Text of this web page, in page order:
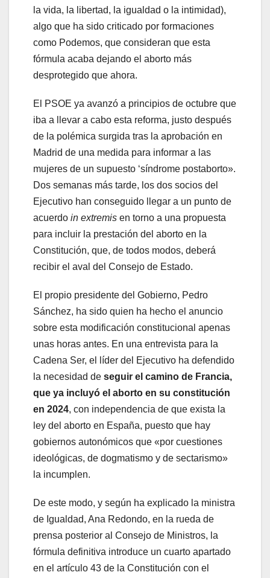
la vida, la libertad, la igualdad o la intimidad),
algo que ha sido criticado por formaciones
como Podemos, que consideran que esta
fórmula acaba dejando el aborto más
desprotegido que ahora.
El PSOE ya avanzó a principios de octubre que
iba a llevar a cabo esta reforma, justo después
de la polémica surgida tras la aprobación en
Madrid de una medida para informar a las
mujeres de un supuesto ‘síndrome postaborto».
Dos semanas más tarde, los dos socios del
Ejecutivo han conseguido llegar a un punto de
acuerdo in extremis en torno a una propuesta
para incluir la prestación del aborto en la
Constitución, que, de todos modos, deberá
recibir el aval del Consejo de Estado.
El propio presidente del Gobierno, Pedro
Sánchez, ha sido quien ha hecho el anuncio
sobre esta modificación constitucional apenas
unas horas antes. En una entrevista para la
Cadena Ser, el líder del Ejecutivo ha defendido
la necesidad de seguir el camino de Francia,
que ya incluyó el aborto en su constitución
en 2024, con independencia de que exista la
ley del aborto en España, puesto que hay
gobiernos autonómicos que «por cuestiones
ideológicas, de dogmatismo y de sectarismo»
la incumplen.
De este modo, y según ha explicado la ministra
de Igualdad, Ana Redondo, en la rueda de
prensa posterior al Consejo de Ministros, la
fórmula definitiva introduce un cuarto apartado
en el artículo 43 de la Constitución con el